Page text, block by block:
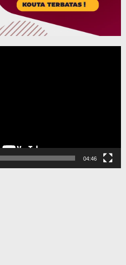
04:46